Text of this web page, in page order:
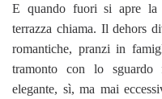
E quando fuori si apre la
terrazza chiama. Il dehors
romantiche, pranzi in
tramonto con lo sguardo
elegante, sì, ma mai